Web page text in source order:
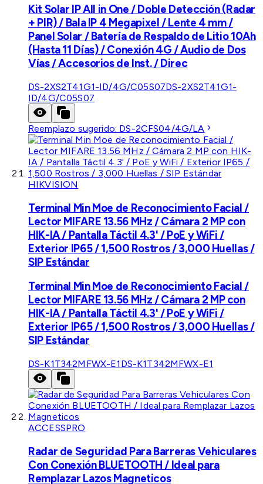
Kit Solar IP All in One / Doble Detección (Radar
+ PIR) / Bala IP 4 Megapixel / Lente 4 mm /
Panel Solar / Batería de Respaldo de Litio 10Ah
(Hasta 11 Días) / Conexión 4G / Audio de Dos
Vías / Accesorios de Inst. / Direc
DS-2XS2T41G1-ID/4G/C05S07DS-2XS2T41G1-
ID/4G/C05S07
Reemplazo sugerido: DS-2CFS04/4G/LA
HIKVISION
Terminal Min Moe de Reconocimiento Facial /
Lector MIFARE 13.56 MHz / Cámara 2 MP con
HIK-IA / Pantalla Táctil 4.3' / PoE y WiFi /
Exterior IP65 / 1,500 Rostros / 3,000 Huellas /
SIP Estándar
Terminal Min Moe de Reconocimiento Facial /
Lector MIFARE 13.56 MHz / Cámara 2 MP con
HIK-IA / Pantalla Táctil 4.3' / PoE y WiFi /
Exterior IP65 / 1,500 Rostros / 3,000 Huellas /
SIP Estándar
DS-K1T342MFWX-E1 DS-K1T342MFWX-E1
ACCESSPRO
Radar de Seguridad Para Barreras Vehiculares
Con Conexión BLUETOOTH / Ideal para
Remplazar Lazos Magneticos